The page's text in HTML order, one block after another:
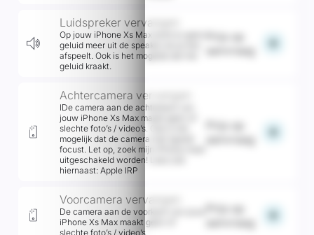
Luidspreker vervangen
Op jouw iPhone Xs Max komt er geen
geluid meer uit de speaker als je iets
afspeelt. Ook is het mogelijk dat het
geluid kraakt.
aanvraag
add
Achtercamera vervangen
lDe camera aan de achterkant van
jouw iPhone Xs Max maakt geen of
slechte foto’s / video’s. Ook is het
mogelijk dat de camera niet (goed)
focust. Let op, zoek mijn iPhone moet
uitgeschakeld worden! Lees ook
hiernaast: Apple IRP
Prijs op
aanvraag
add
Voorcamera vervangen
De camera aan de voorkant van jouw
iPhone Xs Max maakt geen of
slechte foto’s / video’s.
Prijs op
aanvraag
add